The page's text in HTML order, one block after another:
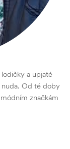
a upjaté
nuda. Od té doby
značkám